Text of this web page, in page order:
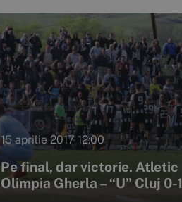
15 aprilie 2017 12:00
Pe final, dar victorie. Atletic
Olimpia Gherla – “U” Cluj 0-1